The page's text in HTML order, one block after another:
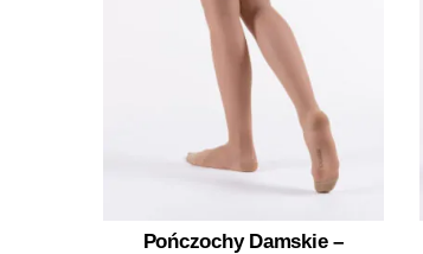
Pończochy Damskie –